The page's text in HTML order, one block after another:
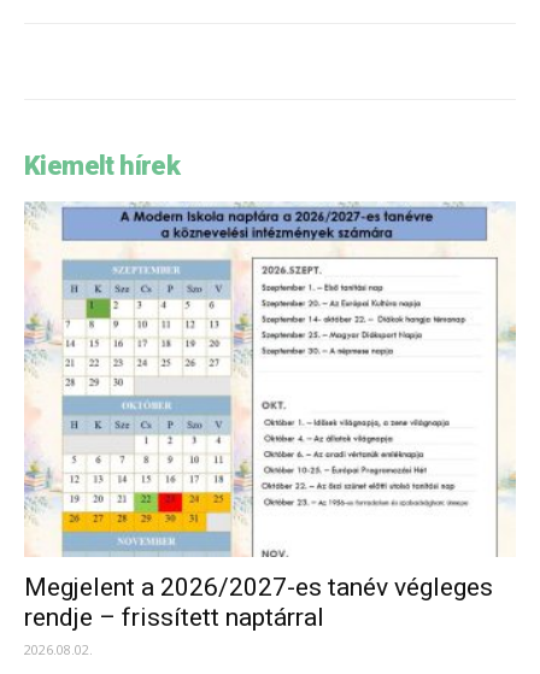
Kiemelt hírek
Megjelent a 2026/2027-es tanév végleges
rendje – frissített naptárral
2026.08.02.